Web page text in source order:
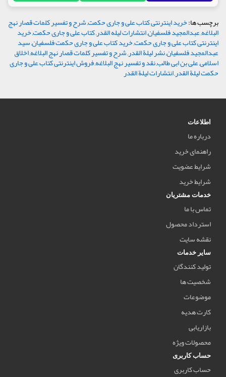
برچسب ها:خرید اینترنتی کتاب علی و جاری حکمت,شرح و تفسیر کلمات قصار نهج
البلاغه,عبدالمجید فلسفیان,انتشارات لیله القدر,کتاب علی و جاری حکمت,خرید
اینترنتی کتاب علی و جاری حکمت,خرید کتاب علی و جاری حکمت فلسفیان,سید
عبدالمجید فلسفیان,نشر لیلة القدر,شرح و تفسیر کلمات قصار نهج البلاغه,اخلاق
اسلامی,علی بن ابی طالب,نقد و تفسیر نهج البلاغه,فروش اینترنتی کتاب علی و جاری
حکمت لیلة القدر,انتشارات لیلة القدر
اطلاعات
درباره ما
راهنمای خرید
شرایط عضویت
شرایط خرید
خدمات مشتریان
تماس با ما
استرداد محصول
نقشه سایت
سایر خدمات
تولید کنندگان
شخصیت ها
موضوعات
کارت هدیه
بازاریابی
محصولات ویژه
حساب کاربری
حساب کاربری